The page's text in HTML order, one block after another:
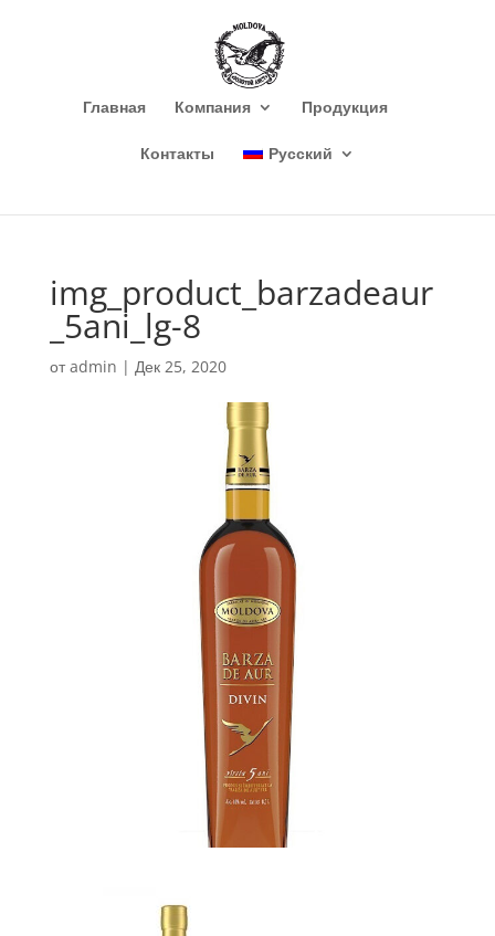
Главная Компания Продукция
Контакты Русский
img_product_barzadeaur
_5ani_lg-8
отadmin | Дек 25, 2020